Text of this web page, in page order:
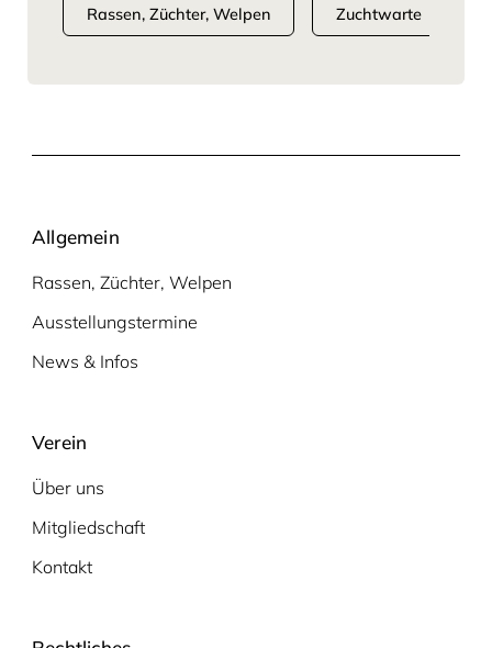
Rassen, Züchter, Welpen Zuchtwarte
Allgemein
Rassen, Züchter, Welpen
Ausstellungstermine
News & Infos
Verein
Über uns
Mitgliedschaft
Kontakt